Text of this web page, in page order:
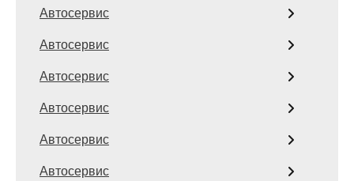
Автосервис
Автосервис
Автосервис
Автосервис
Автосервис
Автосервис